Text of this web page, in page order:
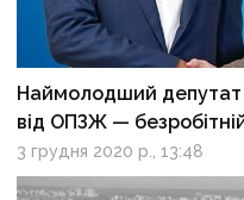
Наймолодший депутат
від ОПЗЖ —
3 грудня 2020 р., 13:48